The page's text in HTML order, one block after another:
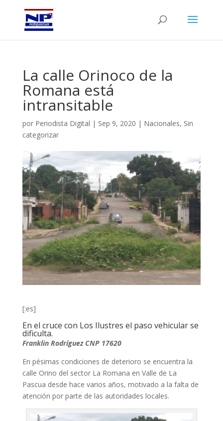
La calle Orinoco de la
Romana está
intransitable
por Periodista Digital | Sep 9, 2020 | Nacionales, Sin
categorizar
[:es]
En el cruce con Los Ilustres el paso vehicular se
dificulta.
Franklin Rodríguez CNP 17620
En pésimas condiciones de deterioro se encuentra la
calle Orino del sector La Romana en Valle de La
Pascua desde hace varios años, motivado a la falta de
atención por parte de las autoridades locales.